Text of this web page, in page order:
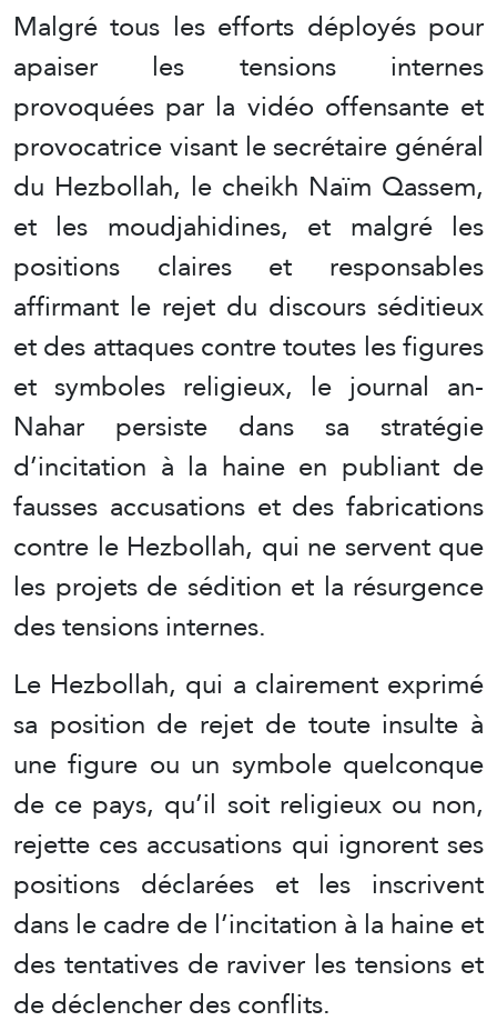
Malgré tous les efforts déployés pour
apaiser les tensions internes
provoquées par la vidéo offensante et
provocatrice visant le secrétaire général
du Hezbollah, le cheikh Naïm Qassem,
et les moudjahidines, et malgré les
positions claires et responsables
affirmant le rejet du discours séditieux
et des attaques contre toutes les figures
et symboles religieux, le journal an-
Nahar persiste dans sa stratégie
d’incitation à la haine en publiant de
fausses accusations et des fabrications
contre le Hezbollah, qui ne servent que
les projets de sédition et la résurgence
des tensions internes.
Le Hezbollah, qui a clairement exprimé
sa position de rejet de toute insulte à
une figure ou un symbole quelconque
de ce pays, qu’il soit religieux ou non,
rejette ces accusations qui ignorent ses
positions déclarées et les inscrivent
dans le cadre de l’incitation à la haine et
des tentatives de raviver les tensions et
de déclencher des conflits.